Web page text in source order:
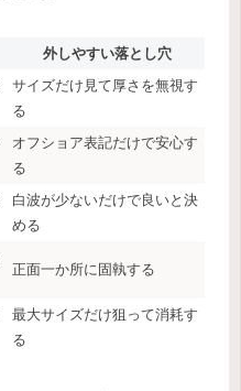
外しやすい落とし穴
サイズだけ見て厚さを無視す
る
オフショア表記だけで安心す
る
白波が少ないだけで良いと決
める
正面一か所に固執する
最大サイズだけ狙って消耗す
る